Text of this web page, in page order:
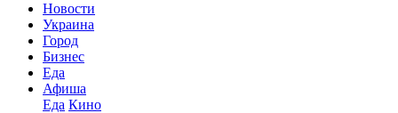
Новости
Украина
Город
Бизнес
Еда
Афиша
Еда Кино